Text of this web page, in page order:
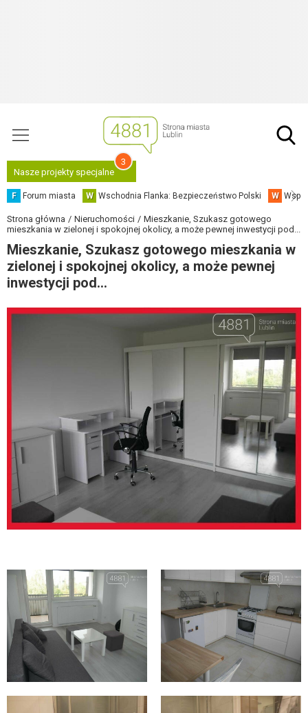
Nasze projekty specjalne
3
F Forum miasta W Wschodnia Flanka: Bezpieczeństwo Polski W
Strona główna Nieruchomości
Mieszkanie, Szukasz gotowego
mieszkania w zielonej i spokojnej okolicy, a może pewnej inwestycji pod...
Mieszkanie, Szukasz gotowego mieszkania w
zielonej i spokojnej okolicy, a może pewnej
inwestycji pod...